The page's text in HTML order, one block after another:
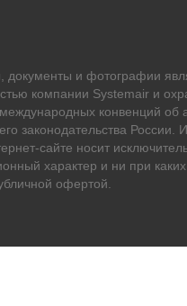
документы и фотографии
компании Systemair и
конвенций об
законодательства
сайте носит
характер и ни при
офертой.